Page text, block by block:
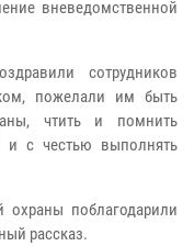
вневедомственной
сотрудников
пожелали им быть
чтить и помнить
и с честью выполнять
охраны поблагодарили
рассказ.